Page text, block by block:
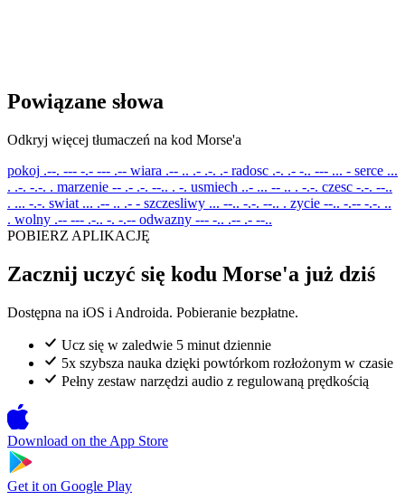
Powiązane słowa
Odkryj więcej tłumaczeń na kod Morse'a
pokoj .--. --- -.- --- .-- wiara .-- .. .- .-. .- radosc .-. .- -.. --- ... - serce ...
. .-. -.-. . marzenie -- .- .-. --.. . -. usmiech ..- ... -- .. . -.-. czesc -.-. --..
. ... -.-. swiat ... .-- .. .- - szczesliwy ... --.. -.-. --.. . zycie --.. -.-- -.-. ..
. wolny .-- --- .-.. -. -.-- odwazny --- -.. .-- .- --..
POBIERZ APLIKACJĘ
Zacznij uczyć się kodu Morse'a już dziś
Dostępna na iOS i Androida. Pobieranie bezpłatne.
Ucz się w zaledwie 5 minut dziennie
5x szybsza nauka dzięki powtórkom rozłożonym w czasie
Pełny zestaw narzędzi audio z regulowaną prędkością
Download on the App Store
Get it on Google Play